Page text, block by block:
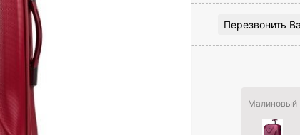
Перезвонить
Малиновый